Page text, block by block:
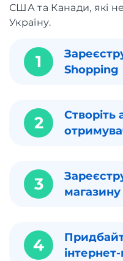
США та Канади, які
Україну.
1
Shopping
2
Створіть
3
4